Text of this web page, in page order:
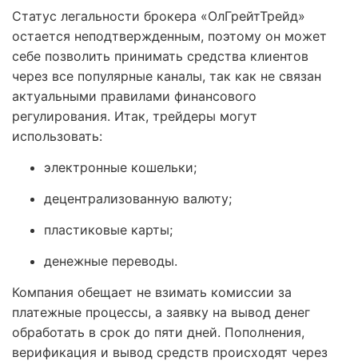
Статус легальности брокера «ОлГрейтТрейд»
остается неподтвержденным, поэтому он может
себе позволить принимать средства клиентов
через все популярные каналы, так как не связан
актуальными правилами финансового
регулирования. Итак, трейдеры могут
использовать:
электронные кошельки;
децентрализованную валюту;
пластиковые карты;
денежные переводы.
Компания обещает не взимать комиссии за
платежные процессы, а заявку на вывод денег
обработать в срок до пяти дней. Пополнения,
верификация и вывод средств происходят через